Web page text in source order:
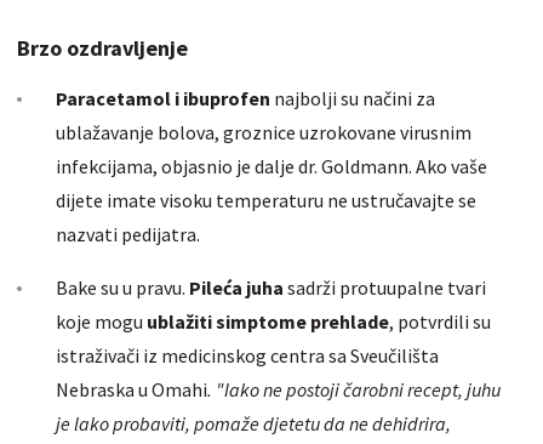
Brzo ozdravljenje
Paracetamol i ibuprofen najbolji su načini za
ublažavanje bolova, groznice uzrokovane virusnim
infekcijama, objasnio je dalje dr. Goldmann. Ako vaše
dijete imate visoku temperaturu ne ustručavajte se
nazvati pedijatra.
Bake su u pravu. Pileća juha sadrži protuupalne tvari
koje mogu ublažiti simptome prehlade, potvrdili su
istraživači iz medicinskog centra sa Sveučilišta
Nebraska u Omahi. "Iako ne postoji čarobni recept, juhu
je lako probaviti, pomaže djetetu da ne dehidrira,